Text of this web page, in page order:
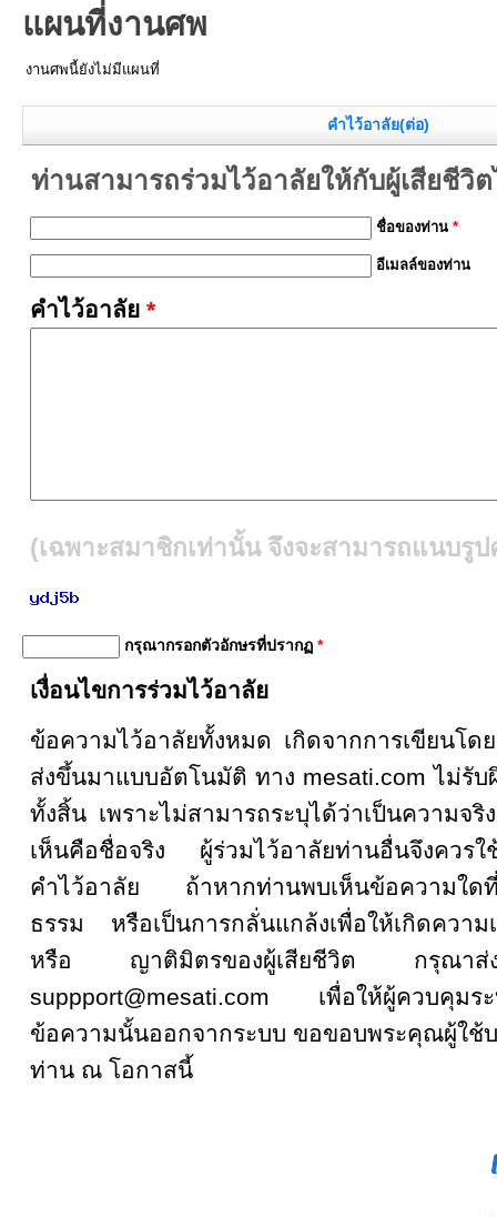
แผนที่งานศพ
งานศพนี้ยังไม่มีแผนที่
คำไว้อาลัย(ต่อ)
ท่านสามารถร่วมไว้อาลัยให้กับผู้เสียชีวิ
ชื่อของท่าน*
อีเมลล์ของท่าน
คำไว้อาลัย *
(เฉพาะสมาชิกเท่านั้น จึงจะสามารถแนบรู
กรุณากรอกตัวอักษรที่ปรากฏ *
เงื่อนไขการร่วมไว้อาลัย
ข้อความไว้อาลัยทั้งหมด เกิดจากการเขียนโด
ส่งขึ้นมาแบบอัตโนมัติ ทาง mesati.com ไม่รั
ทั้งสิ้น เพราะไม่สามารถระบุได้ว่าเป็นความจ
เห็นคือชื่อจริง ผู้ร่วมไว้อาลัยท่านอื่นจึงควรใ
คำไว้อาลัย ถ้าหากท่านพบเห็นข้อความใด
ธรรม หรือเป็นการกลั่นแกล้งเพื่อให้เกิดควา
หรือ ญาติมิตรของผู้เสียชีวิต กรุ
suppport@mesati.com เพื่อให้ผู้ควบคุมระ
ข้อความนั้นออกจากระบบ ขอขอบพระคุณผู้ใช้
ท่าน ณ โอกาสนี้